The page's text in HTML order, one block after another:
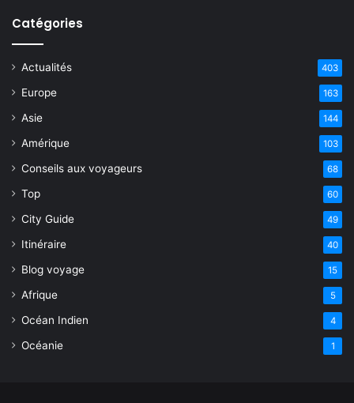
Catégories
Actualités 403
Europe 163
Asie 144
Amérique 103
Conseils aux voyageurs 68
Top 60
City Guide 49
Itinéraire 40
Blog voyage 15
Afrique 5
Océan Indien 4
Océanie 1